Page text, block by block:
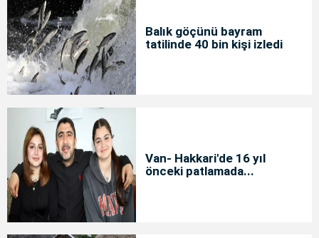
Balık göçünü bayram
tatilinde 40 bin kişi izledi
Van- Hakkari'de 16 yıl
önceki patlamada...